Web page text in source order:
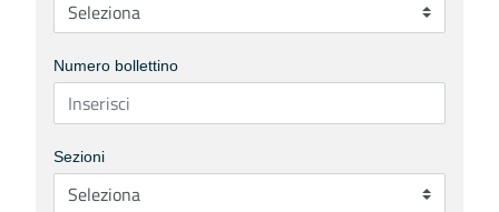
Numero bollettino
Sezioni